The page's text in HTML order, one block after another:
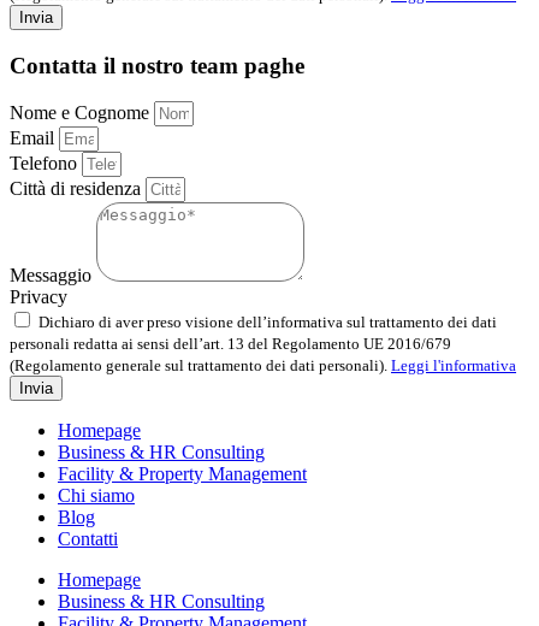
Invia
Contatta il nostro team paghe
Nome e Cognome
Email
Telefono
Città di residenza
Messaggio
Privacy
Dichiaro di aver preso visione dell’informativa sul trattamento dei dati
personali redatta ai sensi dell’art. 13 del Regolamento UE 2016/679
(Regolamento generale sul trattamento dei dati personali). Leggi l'informativa
Invia
Homepage
Business & HR Consulting
Facility & Property Management
Chi siamo
Blog
Contatti
Homepage
Business & HR Consulting